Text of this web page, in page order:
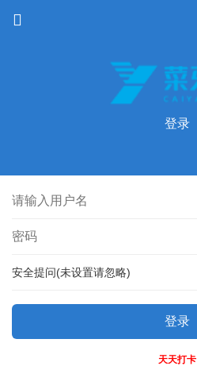
登录
安全提问(未设置请忽略)
登录
天天打卡